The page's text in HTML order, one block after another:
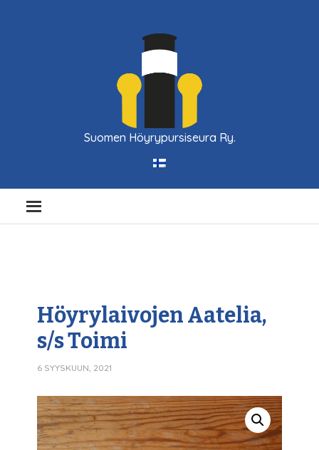
Suomen Höyrypursiseura Ry.
Höyrylaivojen Aatelia,
s/s Toimi
6 SYYSKUUN, 2021